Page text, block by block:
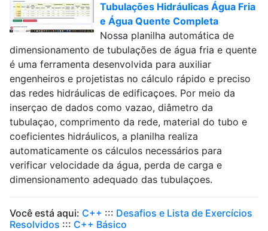
Tubulações Hidráulicas Água Fria
e Água Quente Completa
Nossa planilha automática de
dimensionamento de tubulações de água fria e quente
é uma ferramenta desenvolvida para auxiliar
engenheiros e projetistas no cálculo rápido e preciso
das redes hidráulicas de edificaçoes. Por meio da
inserçao de dados como vazao, diâmetro da
tubulaçao, comprimento da rede, material do tubo e
coeficientes hidráulicos, a planilha realiza
automaticamente os cálculos necessários para
verificar velocidade da água, perda de carga e
dimensionamento adequado das tubulaçoes.
Você está aqui: C++ ::: Desafios e Lista de Exercícios
Resolvidos ::: C++ Básico